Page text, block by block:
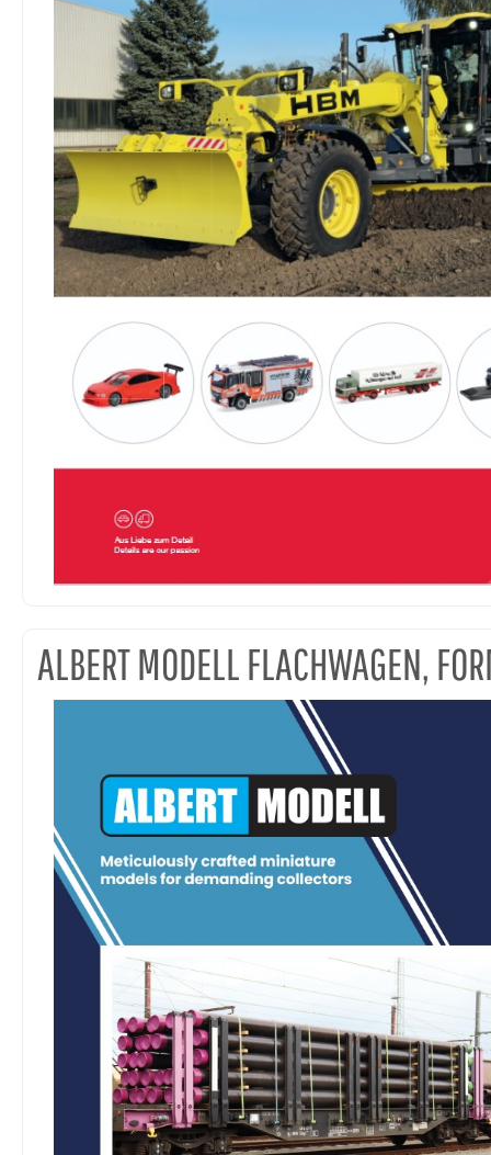
ALBERT MODELL FLACHWAGEN,